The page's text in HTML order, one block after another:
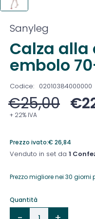
Sanyleg
Calza
embolo
Codice: 02010384000000
€25,00 €
+ 22% IVA
Prezzo ivato:€ 26,84
Venduto in set da 1
Prezzo migliore nei 30 giorni
Quantità